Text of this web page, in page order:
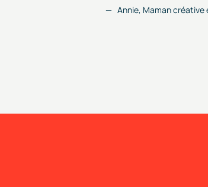
Annie, Maman